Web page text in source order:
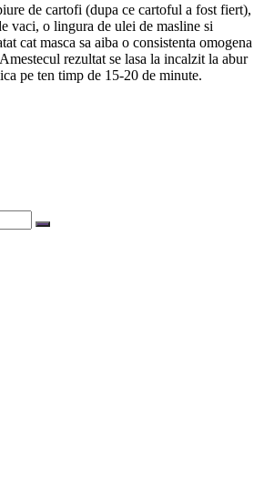
de cartofi (dupa ce cartoful a fost fiert),
vaci, o lingura de ulei de masline si
cat masca sa aiba o consistenta omogena
rezultat se lasa la incalzit la abur
pe ten timp de 15-20 de minute.